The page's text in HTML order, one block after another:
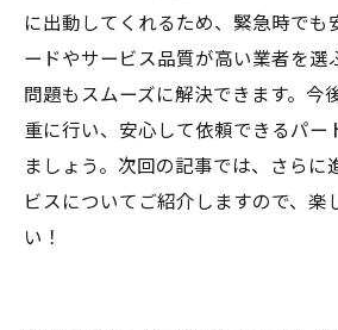
に出動してくれるため、緊急時でも
ードやサービス品質が高い業者を選
問題もスムーズに解決できます。今
重に行い、安心して依頼できるパー
ましょう。次回の記事では、さらに
ビスについてご紹介しますので、楽
い！